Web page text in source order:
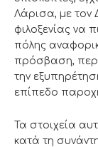
Λάρισα, με τον
φιλοξενίας να
πόλης
πρόσβαση,
την
επίπεδο
Τα στοιχεία
κατά τη